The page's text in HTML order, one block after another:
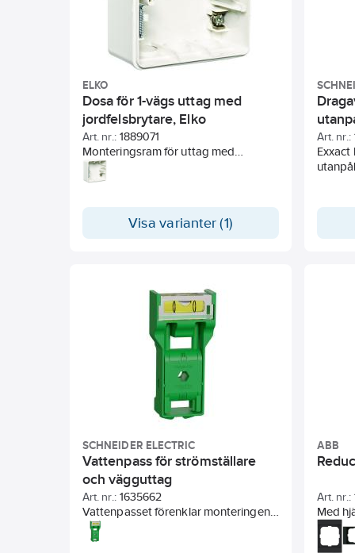
ELKO
Dosa för 1-vägs uttag med
jordfelsbrytare, Elko
Art. nr.: 1889071
Monteringsram för uttag med
jordfelsbrytare 1898270. Av vit
termoplast med 2 extra klämmor.
Visa varianter (1)
Art. nr.:
Exxact
SCHNEIDER ELECTRIC
Vattenpass för strömställare
och vägguttag
Art. nr.: 1635662
Vattenpasset förenklar monteringen
av strömbrytare eller vägguttag. Kan
användas för både infällda och
ABB
Art. nr.:
Med
1-